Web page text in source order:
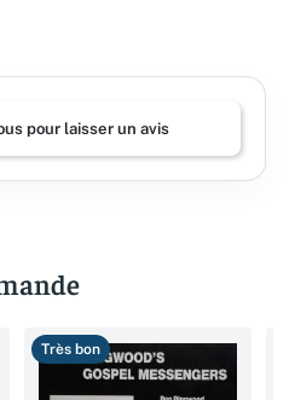
pour laisser un avis
Très bon